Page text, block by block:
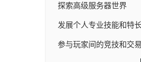
探索高级服务器世界
发展个人专业技能和特
参与玩家间的竞技和交易